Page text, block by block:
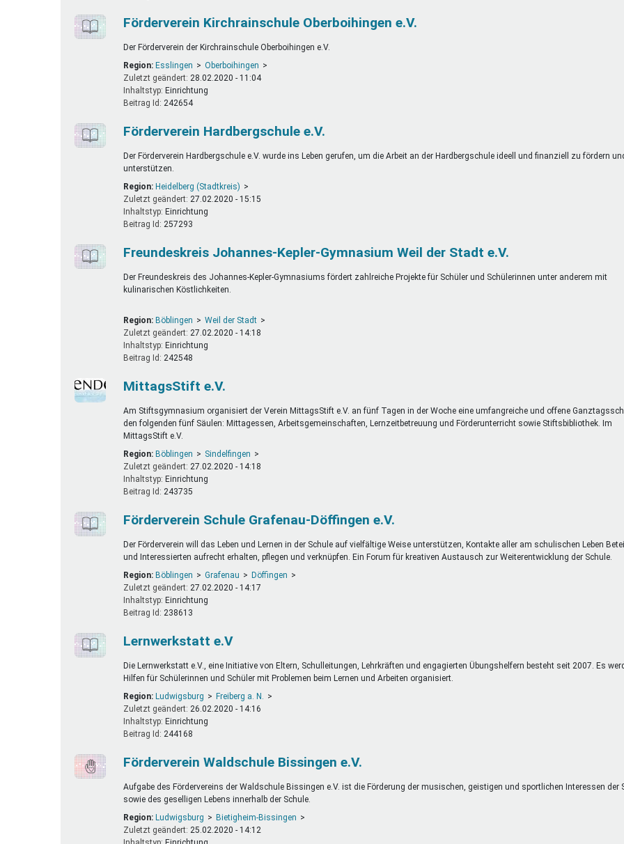
Förderverein Kirchrainschule Oberboihingen e.V.
Der Förderverein der Kirchrainschule Oberboihingen e.V.
Region: Esslingen
Oberboihingen
Zuletzt geändert:28.02.2020 - 11:04
Inhaltstyp:
einrichtung
Beitrag Id:242654
Förderverein Hardbergschule e.V.
Der Förderverein Hardbergschule e.V. wurde ins Leben gerufen, um die Arbeit an der Hardbergschule ideell und finanziell zu fördern
unterstützen.
Region: Heidelberg (Stadtkreis)
Zuletzt geändert:27.02.2020 - 15:15
Inhaltstyp:
einrichtung
Beitrag Id:257293
Freundeskreis Johannes-Kepler-Gymnasium Weil der Stadt e.V.
Der Freundeskreis des Johannes-Kepler-Gymnasiums fördert zahlreiche Projekte für Schüler und Schülerinnen unter anderem mit
kulinarischen Köstlichkeiten.
Region: Böblingen
Weil der Stadt
Zuletzt geändert:27.02.2020 - 14:18
Inhaltstyp:
einrichtung
Beitrag Id:242548
MittagsStift e.V.
Am Stiftsgymnasium organisiert der Verein MittagsStift e.V. an fünf Tagen in der Woche eine umfangreiche und offene
den folgenden fünf Säulen: Mittagessen, Arbeitsgemeinschaften, Lernzeitbetreuung und Förderunterricht sowie Stiftsbibliothek. Im
MittagsStift e.V.
Region: Böblingen
Sindelfingen
Zuletzt geändert:27.02.2020 - 14:18
Inhaltstyp:
einrichtung
Beitrag Id:243735
Förderverein Schule Grafenau-Döffingen e.V.
Der Förderverein will das Leben und Lernen in der Schule auf vielfältige Weise unterstützen, Kontakte aller am schulischen Leben
und Interessierten aufrecht erhalten, pflegen und verknüpfen. Ein Forum für kreativen Austausch zur Weiterentwicklung der Schule.
Region: Böblingen Grafenau
Döffingen
Zuletzt geändert:27.02.2020 - 14:17
Inhaltstyp:
einrichtung
Beitrag Id:238613
Lernwerkstatt e.V
Die Lernwerkstatt e.V., eine Initiative von Eltern, Schulleitungen, Lehrkräften und engagierten Übungshelfern besteht seit 2007. Es
Hilfen für Schülerinnen und Schüler mit Problemen beim Lernen und Arbeiten organisiert.
Region: Ludwigsburg
Freiberg a. N.
Zuletzt geändert:26.02.2020 - 14:16
Inhaltstyp:
einrichtung
Beitrag Id:244168
Förderverein Waldschule Bissingen e.V.
Aufgabe des Fördervereins der Waldschule Bissingen e.V. ist die Förderung der musischen, geistigen und sportlichen Interessen der
sowie des geselligen Lebens innerhalb der Schule.
Region: Ludwigsburg
Bietigheim-Bissingen
Zuletzt geändert:25.02.2020 - 14:12